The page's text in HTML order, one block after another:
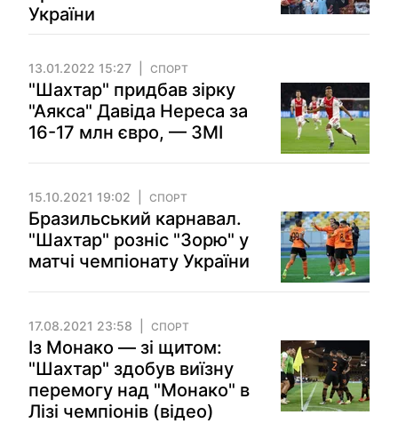
України
13.01.2022 15:27 СПОРТ
"Шахтар" придбав зірку
"Аякса" Давіда Нереса за
16-17 млн євро, — ЗМІ
15.10.2021 19:02 СПОРТ
Бразильський карнавал.
"Шахтар" розніс "Зорю" у
матчі чемпіонату України
17.08.2021 23:58 СПОРТ
Із Монако — зі щитом:
"Шахтар" здобув виїзну
перемогу над "Монако" в
Лізі чемпіонів (відео)